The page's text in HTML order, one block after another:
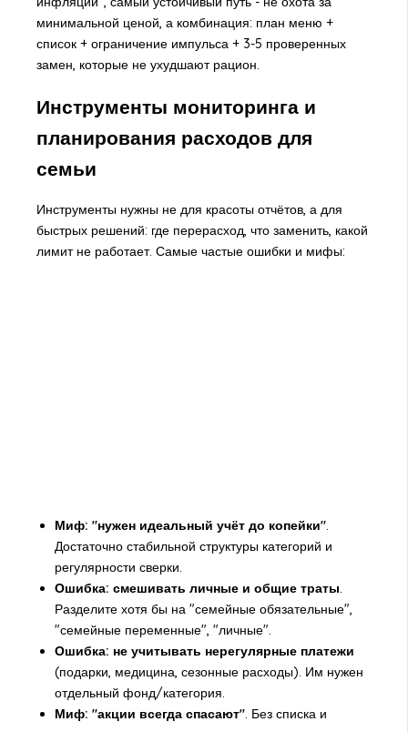
минимальной ценой, а комбинация: план меню +
список + ограничение импульса + 3-5 проверенных
замен, которые не ухудшают рацион.
Инструменты мониторинга и
планирования расходов для
семьи
Инструменты нужны не для красоты отчётов, а для
быстрых решений: где перерасход, что заменить, какой
лимит не работает. Самые частые ошибки и мифы:
Миф: "нужен идеальный учёт до копейки".
Достаточно стабильной структуры категорий и
регулярности сверки.
Ошибка: смешивать личные и общие траты.
Разделите хотя бы на "семейные обязательные",
"семейные переменные", "личные".
Ошибка: не учитывать нерегулярные платежи
(подарки, медицина, сезонные расходы). Им нужен
отдельный фонд/категория.
Миф: "акции всегда спасают". Без списка и